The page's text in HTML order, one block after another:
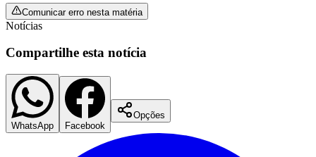
Comunicar erro nesta matéria
Notícias
Compartilhe esta notícia
WhatsApp Facebook
Opções